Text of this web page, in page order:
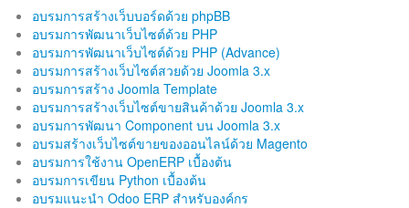
อบรมการสร้างเว็บบอร์ดด้วย phpBB
อบรมการพัฒนาเว็บไซต์ด้วย PHP
อบรมการพัฒนาเว็บไซต์ด้วย PHP (Advance)
อบรมการสร้างเว็บไซต์สวยด้วย Joomla 3.x
อบรมการสร้าง Joomla Template
อบรมการสร้างเว็บไซต์ขายสินค้าด้วย Joomla 3.x
อบรมการพัฒนา Component บน Joomla 3.x
อบรมสร้างเว็บไซต์ขายของออนไลน์ด้วย Magento
อบรมการใช้งาน OpenERP เบื้องต้น
อบรมการเขียน Python เบื้องต้น
อบรมแนะนำ Odoo ERP สำหรับองค์กร